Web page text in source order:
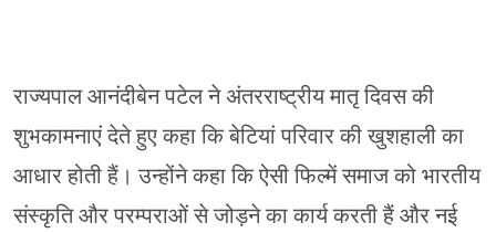
राज्यपाल आनंदीबेन पटेल ने अंतरराष्ट्रीय मातृ दिवस की
शुभकामनाएं देते हुए कहा कि बेटियां परिवार की खुशहाली का
आधार होती हैं। उन्होंने कहा कि ऐसी फिल्में समाज को भारतीय
संस्कृति और परम्पराओं से जोड़ने का कार्य करती हैं और नई